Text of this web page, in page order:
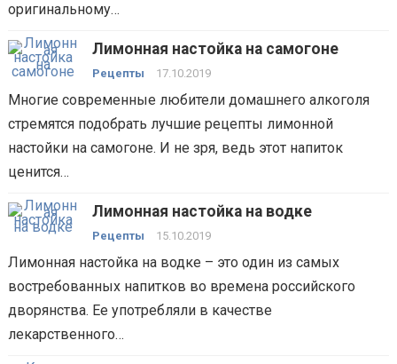
оригинальному…
Лимонная настойка на самогоне
Рецепты 17.10.2019
Многие современные любители домашнего алкоголя
стремятся подобрать лучшие рецепты лимонной
настойки на самогоне. И не зря, ведь этот напиток
ценится…
Лимонная настойка на водке
Рецепты 15.10.2019
Лимонная настойка на водке – это один из самых
востребованных напитков во времена российского
дворянства. Ее употребляли в качестве
лекарственного…